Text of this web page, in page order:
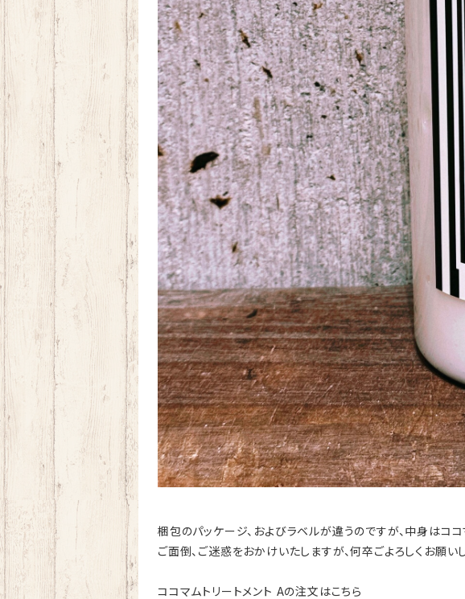
梱包のパッケージ、およびラベルが違うのですが、中身はコ
ご面倒、ご迷惑をおかけいたしますが、何卒ごよろしくお願いし
ココマムトリートメント Aの注文はこちら